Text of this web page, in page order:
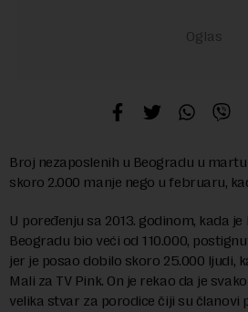
Broj nezaposlenih u Beogradu u
skoro 2.000 manje nego u februaru,
U poređenju sa 2013. godinom, kada
Beogradu bio veći od 110.000,
jer je posao dobilo skoro 25.000 ljudi,
Mali za TV Pink. On je rekao da je
velika stvar za porodice čiji su članovi